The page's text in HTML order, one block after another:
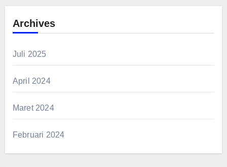
Archives
Juli 2025
April 2024
Maret 2024
Februari 2024